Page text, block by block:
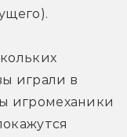
играли в
игромеханики